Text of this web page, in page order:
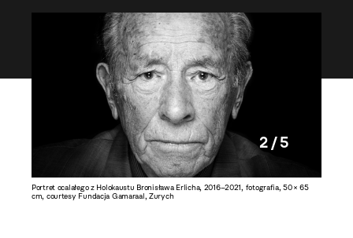
Portret ocalałego z Holokaustu Bronisława Erlicha, 2016–2021, fotografia, 50 × 65
cm, courtesy Fundacja Gamaraal, Zurych
2 / 5